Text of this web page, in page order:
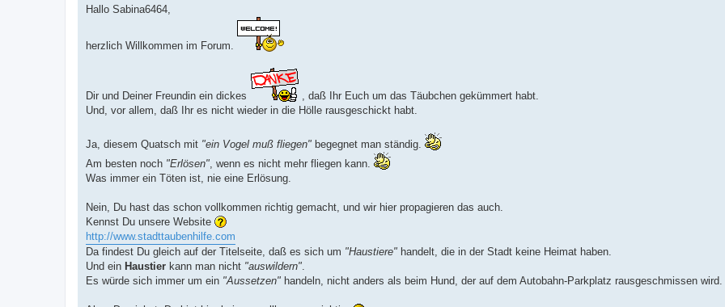
i
g
Hallo Sabina6464,
herzlich Willkommen im Forum.
Dir und Deiner Freundin ein dickes
, daß Ihr Euch um das Täubchen gekümmert habt.
Und, vor allem, daß Ihr es nicht wieder in die Hölle rausgeschickt habt.
Ja, diesem Quatsch mit "ein Vogel muß fliegen" begegnet man ständig.
Am besten noch "Erlösen" , wenn es nicht mehr fliegen kann.
Was immer ein Töten ist, nie eine Erlösung.
Nein, Du hast das schon vollkommen richtig gemacht, und wir hier propagieren das auch.
Kennst Du unsere Website
http://www.stadttaubenhilfe.com
Da findest Du gleich auf der Titelseite, daß es sich um "Haustiere" handelt, die in der Stadt keine Heimat haben.
Und ein Haustier kann man nicht "auswildern"
Es würde sich immer um ein "Aussetzen" handeln, nicht anders als beim Hund, der auf dem Autobahn-Parkplatz rausgeschmissen wird.